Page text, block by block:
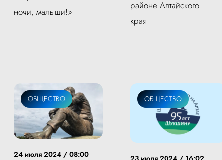
ночи, малыши!»
районе Алтайского
края
ОБЩЕСТВО
24 июля 2024 / 08:00
ОБЩЕСТВО
23 июля 2024 / 16:02